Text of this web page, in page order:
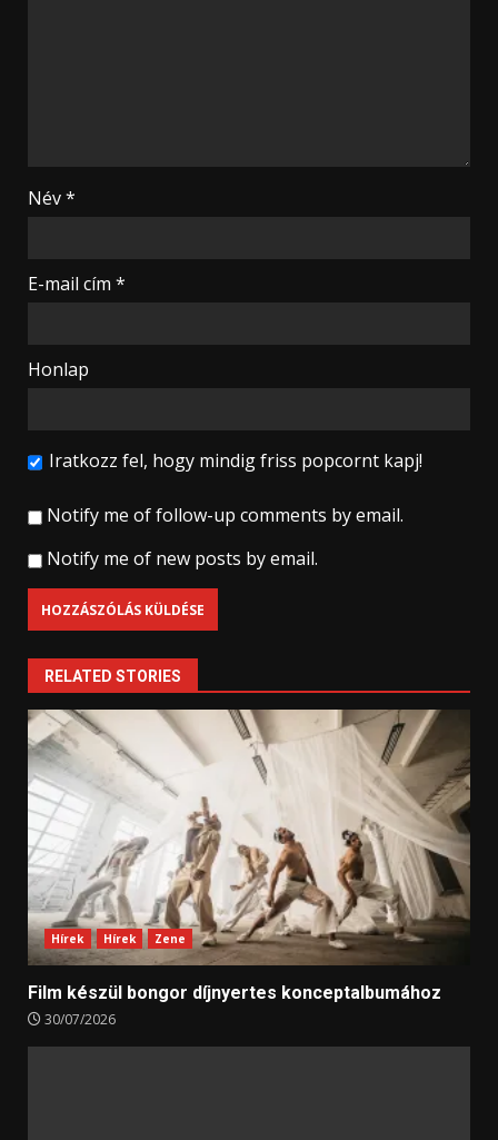
Név*
E-mail cím *
Honlap
Iratkozz fel, hogy mindig friss popcornt kapj!
Notify me of follow-up comments by email.
Notify me of new posts by email.
RELATED STORIES
Hírek Hírek Zene
Film készül bongor díjnyertes konceptalbumához
30/07/2026